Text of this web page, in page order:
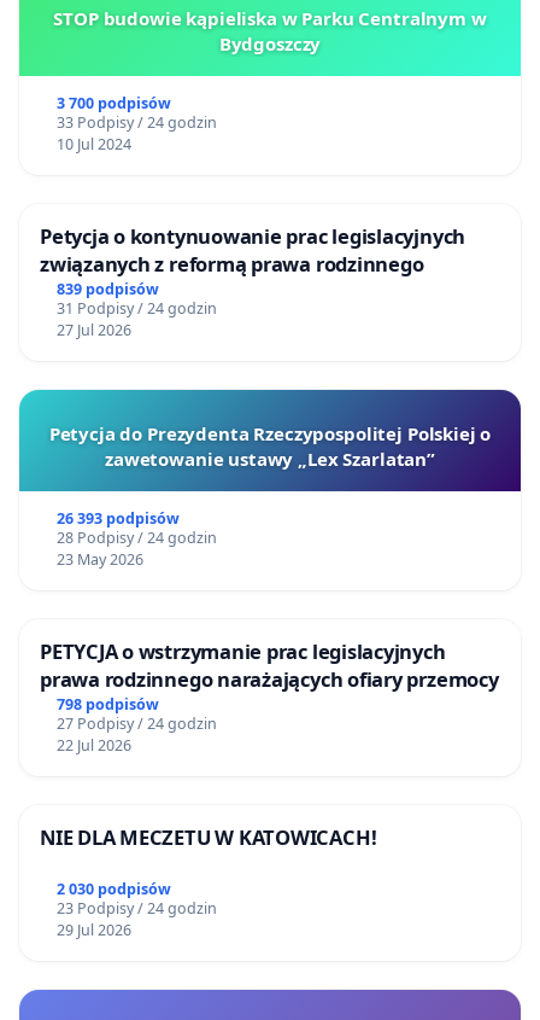
STOP budowie kąpieliska w Parku Centralnym w
Bydgoszczy
3 700 podpisów
33 Podpisy / 24 godzin
10 Jul 2024
Petycja o kontynuowanie prac legislacyjnych
związanych z reformą prawa rodzinnego
839 podpisów
31 Podpisy / 24 godzin
27 Jul 2026
Petycja do Prezydenta Rzeczypospolitej Polskiej o
zawetowanie ustawy „Lex Szarlatan”
26 393 podpisów
28 Podpisy / 24 godzin
23 May 2026
PETYCJA o wstrzymanie prac legislacyjnych
prawa rodzinnego narażających ofiary przemocy
798 podpisów
27 Podpisy / 24 godzin
22 Jul 2026
NIE DLA MECZETU W KATOWICACH!
2 030 podpisów
23 Podpisy / 24 godzin
29 Jul 2026